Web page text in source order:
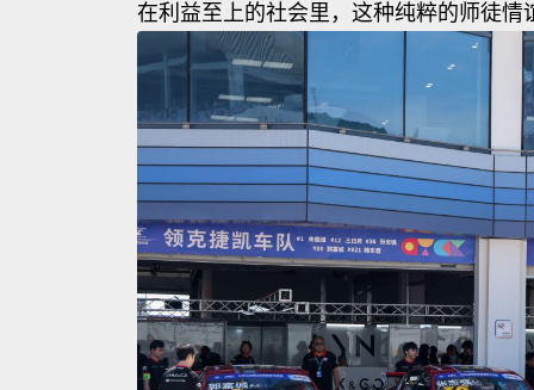
在利益至上的社会里，这种纯粹的师徒